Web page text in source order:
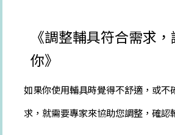
《調整輔具符合需求
你》
如果你使用輔具時覺得不舒適，或不
求，就需要專家來協助您調整，確認